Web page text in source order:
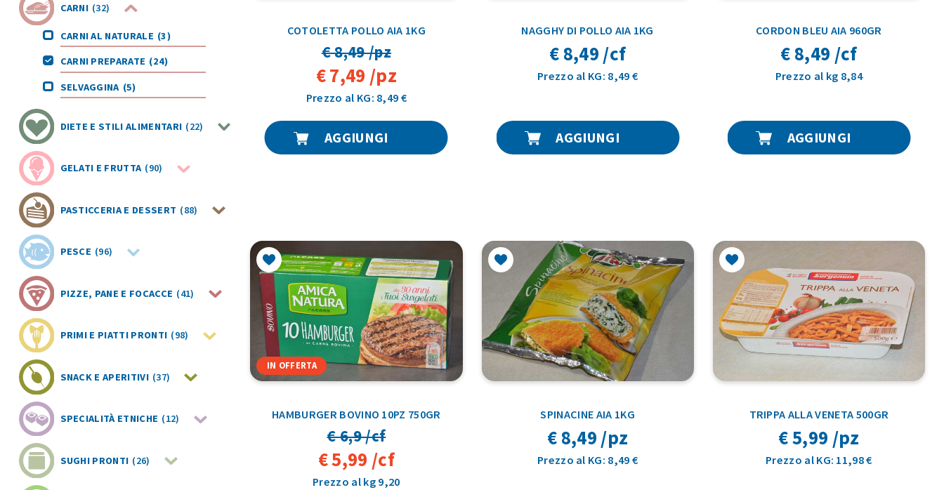
CARNI (32)
CARNI AL NATURALE (3)
CARNI PREPARATE (24)
SELVAGGINA (5)
DIETE E STILI ALIMENTARI (22)
GELATI E FRUTTA (90)
PASTICCERIA E DESSERT (88)
PESCE (96)
PIZZE, PANE E FOCACCE (41)
PRIMI E PIATTI PRONTI (98)
SNACK E APERITIVI (37)
SPECIALITÀ ETNICHE (12)
SUGHI PRONTI (26)
COTOLETTA POLLO AIA 1KG
€ 8,49 /pz
€ 7,49 /pz
Prezzo al KG: 8,49 €
AGGIUNGI
NAGGHY DI POLLO AIA 1KG
€ 8,49 /cf
Prezzo al KG: 8,49 €
AGGIUNGI
CORDON BLEU AIA 960GR
€ 8,49 /cf
Prezzo al kg 8,84
AGGIUNGI
IN OFFERTA
HAMBURGER BOVINO 10PZ 750GR
€ 6,9 /cf
€ 5,99 /cf
Prezzo al kg 9,20
SPINACINE AIA 1KG
€ 8,49 /pz
Prezzo al KG: 8,49 €
TRIPPA ALLA VENETA 500GR
€ 5,99 /pz
Prezzo al KG: 11,98 €